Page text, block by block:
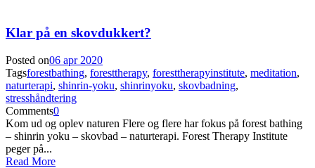
Klar på en skovdukkert?
Posted on06 apr 2020
Tagsforestbathing, foresttherapy, foresttherapyinstitute, meditation,
naturterapi, shinrin-yoku, shinrinyoku, skovbadning,
stresshåndtering
Comments0
Kom ud og oplev naturen Flere og flere har fokus på forest bathing
– shinrin yoku – skovbad – naturterapi. Forest Therapy Institute
peger på...
Read More